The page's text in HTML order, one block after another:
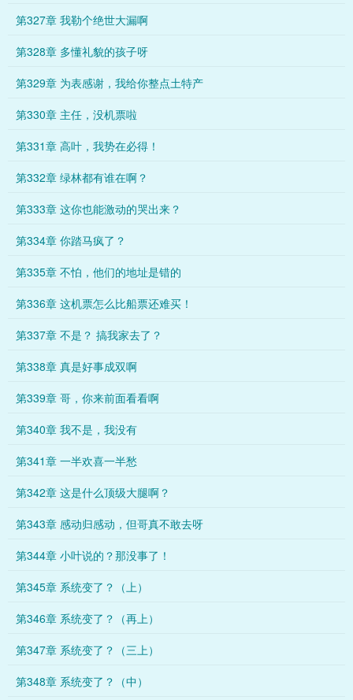
第327章 我勒个绝世大漏啊
第328章 多懂礼貌的孩子呀
第329章 为表感谢，我给你整点土特产
第330章 主任，没机票啦
第331章 高叶，我势在必得！
第332章 绿林都有谁在啊？
第333章 这你也能激动的哭出来？
第334章 你踏马疯了？
第335章 不怕，他们的地址是错的
第336章 这机票怎么比船票还难买！
第337章 不是？ 搞我家去了？
第338章 真是好事成双啊
第339章 哥，你来前面看看啊
第340章 我不是，我没有
第341章 一半欢喜一半愁
第342章 这是什么顶级大腿啊？
第343章 感动归感动，但哥真不敢去呀
第344章 小叶说的？那没事了！
第345章 系统变了？（上）
第346章 系统变了？（再上）
第347章 系统变了？（三上）
第348章 系统变了？（中）